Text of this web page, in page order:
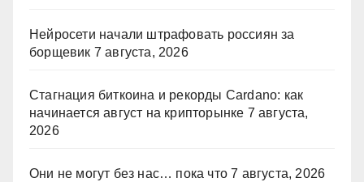
Нейросети начали штрафовать россиян за
борщевик 7 августа, 2026
Стагнация биткоина и рекорды Cardano: как
начинается август на крипторынке 7 августа,
2026
Они не могут без нас… пока что 7 августа, 2026